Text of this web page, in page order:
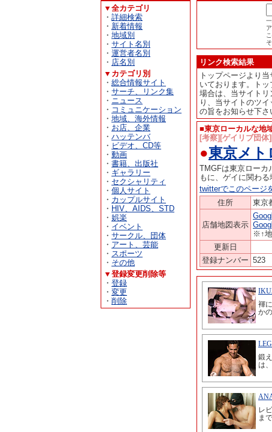
▼全カテゴリ
・ 詳細検索
・ 新着情報
・ 地域別
・ サイト名別
・ 運営者名別
・ 店名別
▼カテゴリ別
・ 総合情報サイト
・ サーチ、リンク集
・ ニュース
・ コミュニケーション
・ 地域、海外情報
・ お店、企業
・ ハッテンバ
・ ビデオ、CD等
・ 動画
・ 書籍、出版社
・ ギャラリー
・ セクシャリティ
・ 個人サイト
・ カップルサイト
・ HIV、AIDS、STD
・ 娯楽
・ イベント
・ サークル、団体
・ アート、芸能
・ スポーツ
・ その他
▼登録変更削除等
・ 登録
・ 変更
・ 削除
リンク検索結果
トップページより
いております。トッ
場合は、当サイト
り、当サイトのツ
の旨をお知らせ下さ
■東京ローカルな地
[考察][ゲイリブ団
●東京メト
TMGFは東京ローカ
もに、ゲイに関わる
twitterでこのページ
住所
東京
店舗地図表示
※↑地
更新日
登録ナンバー 523